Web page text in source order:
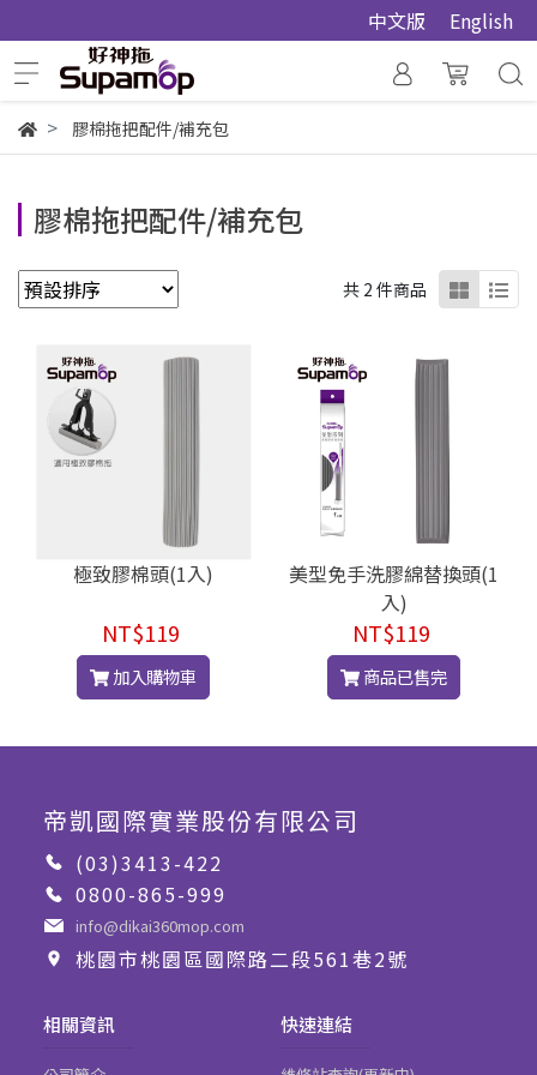
中文版 English
膠棉拖把配件/補充包
膠棉拖把配件/補充包
共 2 件商品
極致膠棉頭(1入)
NT$119
加入購物車
美型免手洗膠綿替換頭(1
入)
NT$119
商品已售完
帝凱國際實業股份有限公司
(03)3413-422
0800-865-999
info@dikai360mop.com
桃園市桃園區國際路二段561巷2號
相關資訊 快速連結